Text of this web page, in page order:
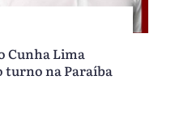
Cunha Lima
turno na Paraíba